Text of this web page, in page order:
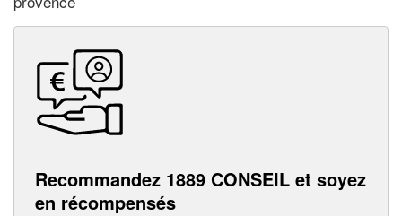
Recommandez 1889 CONSEIL et soyez
en récompensés